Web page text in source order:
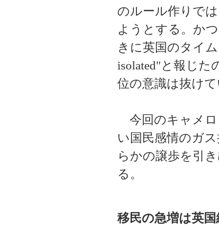
のルール作りで
ようとする。か
きに英国のタイ
isolated"と報じた
位の意識は抜け
今回のキャメロ
い国民感情のガ
らかの譲歩を引
る。
移民の急増は英